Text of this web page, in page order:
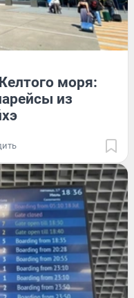
моря:
из